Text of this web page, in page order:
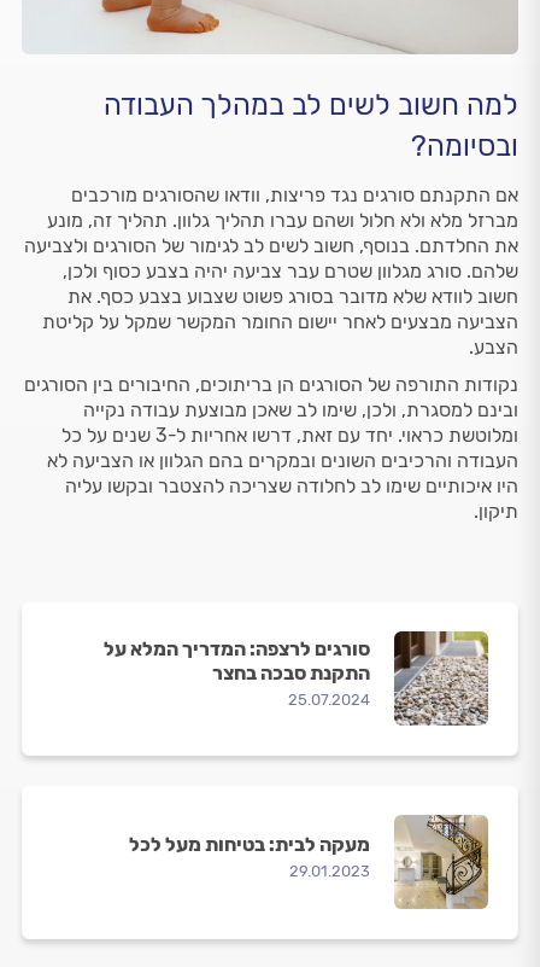
למה חשוב לשים לב במהלך העבודה
ובסיומה?
אם התקנתם סורגים נגד פריצות, וודאו שהסורגים מורכבים
מברזל מלא ולא חלול ושהם עברו תהליך גלוון. תהליך זה, מונע
את החלדתם. בנוסף, חשוב לשים לב לגימור של הסורגים ולצביעה
שלהם. סורג מגלוון שטרם עבר צביעה יהיה בצבע כסוף ולכן,
חשוב לוודא שלא מדובר בסורג פשוט שצבוע בצבע כסף. את
הצביעה מבצעים לאחר יישום החומר המקשר שמקל על קליטת
הצבע.
נקודות התורפה של הסורגים הן בריתוכים, החיבורים בין הסורגים
ובינם למסגרת, ולכן, שימו לב שאכן מבוצעת עבודה נקייה
ומלוטשת כראוי. יחד עם זאת, דרשו אחריות ל-3 שנים על כל
העבודה והרכיבים השונים ובמקרים בהם הגלוון או הצביעה לא
היו איכותיים שימו לב לחלודה שצריכה להצטבר ובקשו עליה
תיקון.
סורגים לרצפה: המדריך המלא על
התקנת סבכה בחצר
25.07.2024
מעקה לבית: בטיחות מעל לכל
29.01.2023